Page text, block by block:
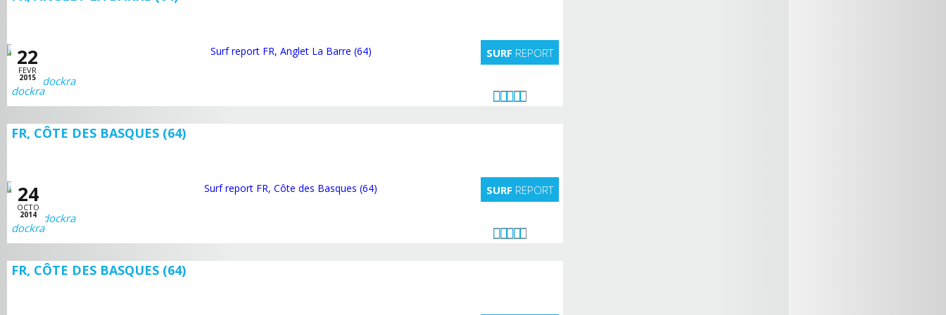
22
FEVR
2015
SURF REPORT
dockra
FR, CÔTE DES BASQUES (64)
24
OCTO
2014
SURF REPORT
dockra
FR, CÔTE DES BASQUES (64)